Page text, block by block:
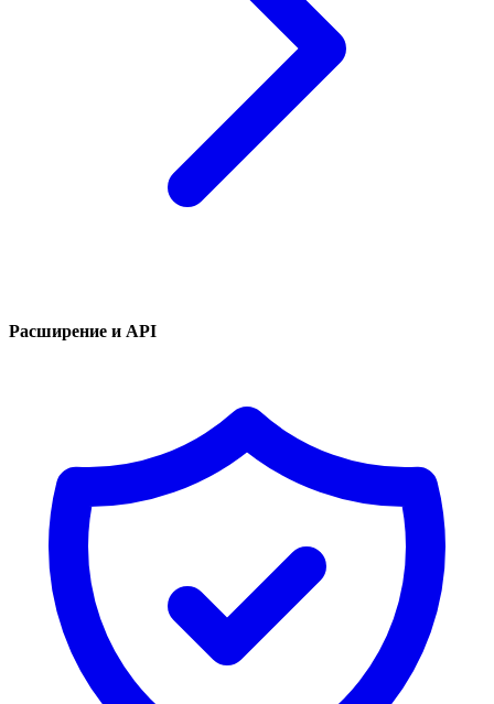
Расширение и API